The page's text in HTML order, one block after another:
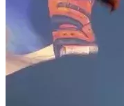
Деловой центр «Сигма»
Схема проезда
Время работы: Пн-Пт
8 800 201 08 77
8 495 744 35 42
8 495 744 35 95